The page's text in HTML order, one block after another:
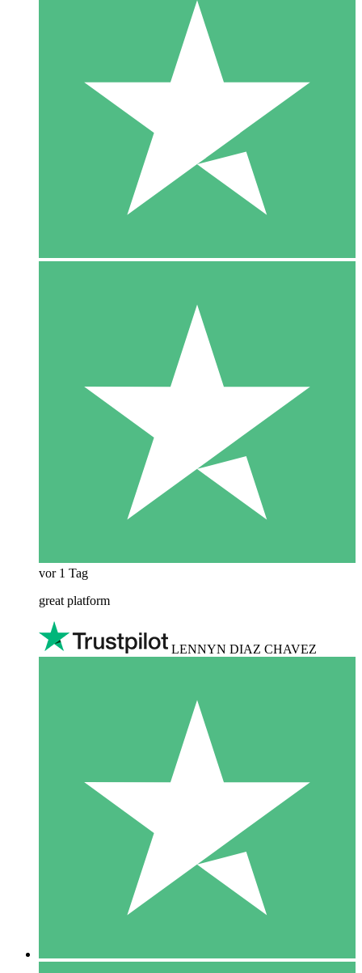
vor 1 Tag
great platform
LENNYN DIAZ CHAVEZ